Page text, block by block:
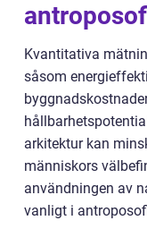
Kvantitativa
såsom
arkitektur kan
människors
användningen av
vanligt i